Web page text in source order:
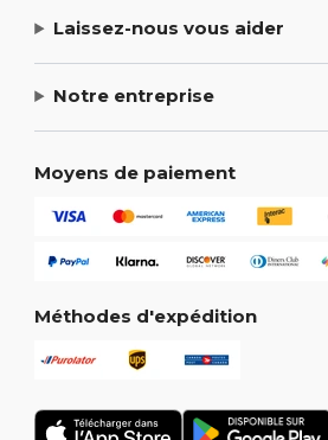
Laissez-nous vous aider
Notre entreprise
Moyens de paiement
Méthodes d'expédition